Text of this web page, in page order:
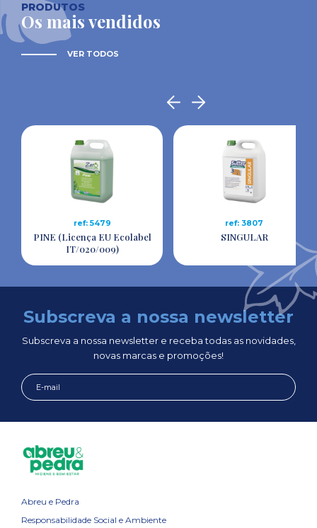
PRODUTOS
Os mais vendidos
VER TODOS
ref: 5479
PINE (Licença EU Ecolabel
IT/020/009)
ref: 3807
SINGULAR
Subscreva a nossa newsletter
Subscreva a nossa newsletter e receba todas as novidades,
novas marcas e promoções!
Abreu e Pedra
Responsabilidade Social e Ambiente